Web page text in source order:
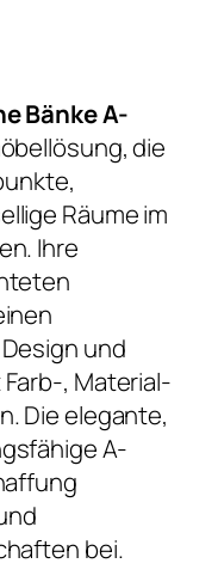
Bänke A-
die
Räume im
Ihre
und
, Material-
Die elegante,
A-
bei.